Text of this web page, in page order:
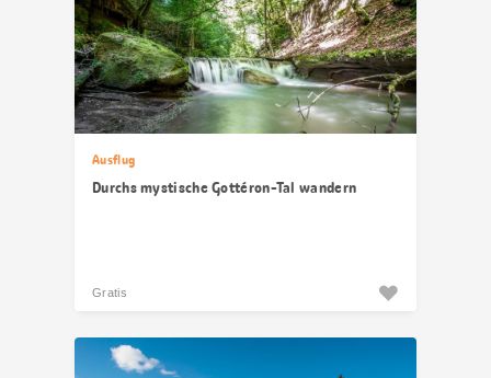
Ausflug
Durchs mystische Gottéron-Tal wandern
Gratis